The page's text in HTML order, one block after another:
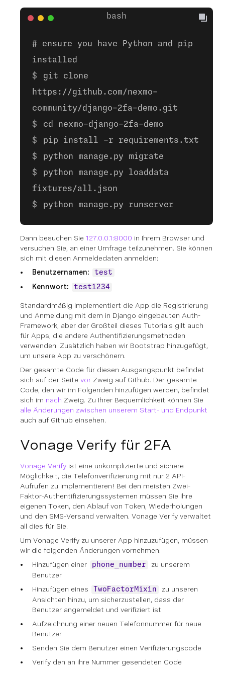
# ensure you have Python and pip
installed
git clone
https://github.com/nexmo-
community/django-2fa-demo.git
cd nexmo-django-2fa-demo
pip install -r requirements.txt
python manage.py migrate
python manage.py loaddata
fixtures/all.json
python manage.py runserver
Dann besuchen Sie 127.0.0.1:8000 in Ihrem Browser und
versuchen Sie, an einer Umfrage teilzunehmen. Sie können
sich mit diesen Anmeldedaten anmelden:
Benutzernamen:
test
Kennwort: test1234
Standardmäßig implementiert die App die Registrierung
und Anmeldung mit dem in Django eingebauten Auth-
Framework, aber der Großteil dieses Tutorials gilt auch
für Apps, die andere Authentifizierungsmethoden
verwenden. Zusätzlich haben wir Bootstrap hinzugefügt,
um unsere App zu verschönern.
Der gesamte Code für diesen Ausgangspunkt befindet
sich auf der Seite vor Zweig auf Github. Der gesamte
Code, den wir im Folgenden hinzufügen werden, befindet
sich im nach Zweig. Zu Ihrer Bequemlichkeit können Sie
alle Änderungen zwischen unserem Start- und Endpunkt
auch auf Github einsehen.
Vonage Verify für 2FA
Vonage Verify ist eine unkomplizierte und sichere
Möglichkeit, die Telefonverifizierung mit nur 2 API-
Aufrufen zu implementieren! Bei den meisten Zwei-
Faktor-Authentifizierungssystemen müssen Sie Ihre
eigenen Token, den Ablauf von Token, Wiederholungen
und den SMS-Versand verwalten. Vonage Verify verwaltet
all dies für Sie.
Um Vonage Verify zu unserer App hinzuzufügen, müssen
wir die folgenden Änderungen vornehmen:
Hinzufügen einer
phone_number
zu unserem
Benutzer
Hinzufügen eines
TwoFactorMixin
zu unseren
Ansichten hinzu, um sicherzustellen, dass der
Benutzer angemeldet und verifiziert ist
Aufzeichnung einer neuen Telefonnummer für neue
Benutzer
Senden Sie dem Benutzer einen Verifizierungscode
Verify den an ihre Nummer gesendeten Code